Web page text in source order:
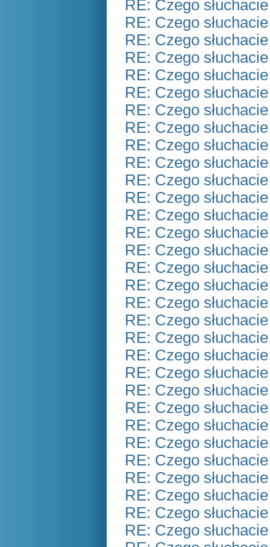
RE: Czego
RE: Czego
RE: Czego
RE: Czego
RE: Czego
RE: Czego
RE: Czego
RE: Czego
RE: Czego
RE: Czego
RE: Czego
RE: Czego
RE: Czego
RE: Czego
RE: Czego
RE: Czego
RE: Czego
RE: Czego
RE: Czego
RE: Czego
RE: Czego
RE: Czego
RE: Czego
RE: Czego
RE: Czego
RE: Czego
RE: Czego
RE: Czego
RE: Czego
RE: Czego
RE: Czego